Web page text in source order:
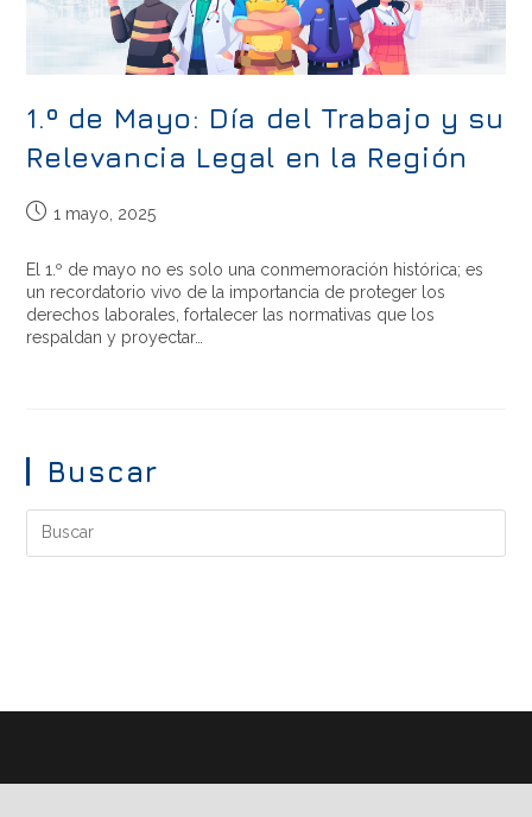
1.º de Mayo: Día del Trabajo y su
Relevancia Legal en la Región
1 mayo, 2025
El 1.º de mayo no es solo una conmemoración histórica; es
un recordatorio vivo de la importancia de proteger los
derechos laborales, fortalecer las normativas que los
respaldan y proyectar…
Buscar